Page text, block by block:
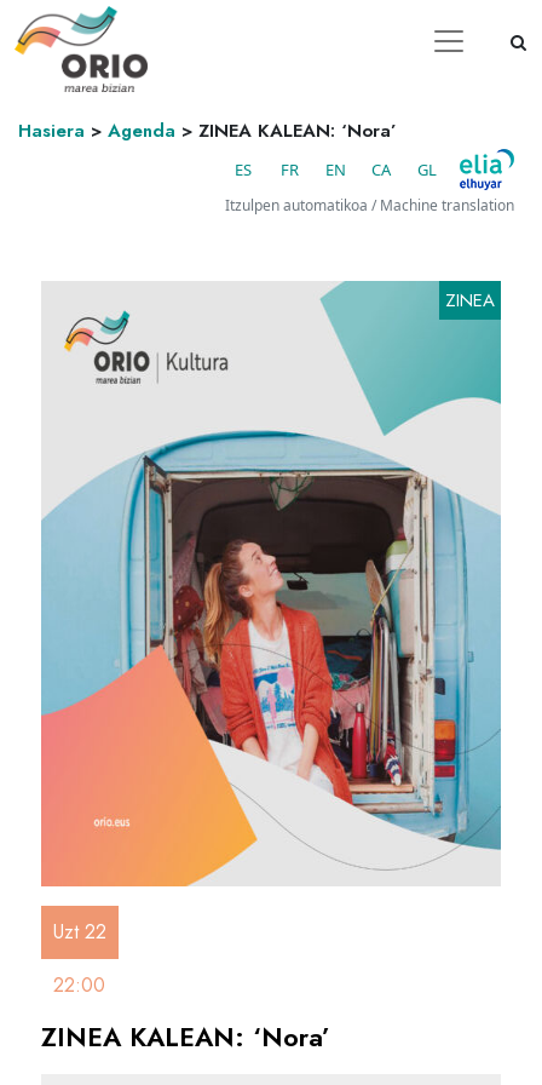
Hasiera > Agenda > ZINEA KALEAN: ‘Nora’
ES FR EN CA GL
Itzulpen automatikoa / Machine translation
ZINEA
Uzt 22
22:00
ZINEA KALEAN: ‘Nora’